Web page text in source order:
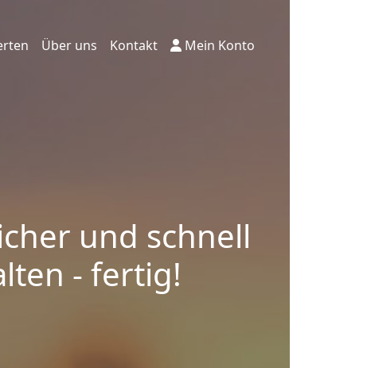
Über uns Kontakt Mein Konto
und schnell
- fertig!